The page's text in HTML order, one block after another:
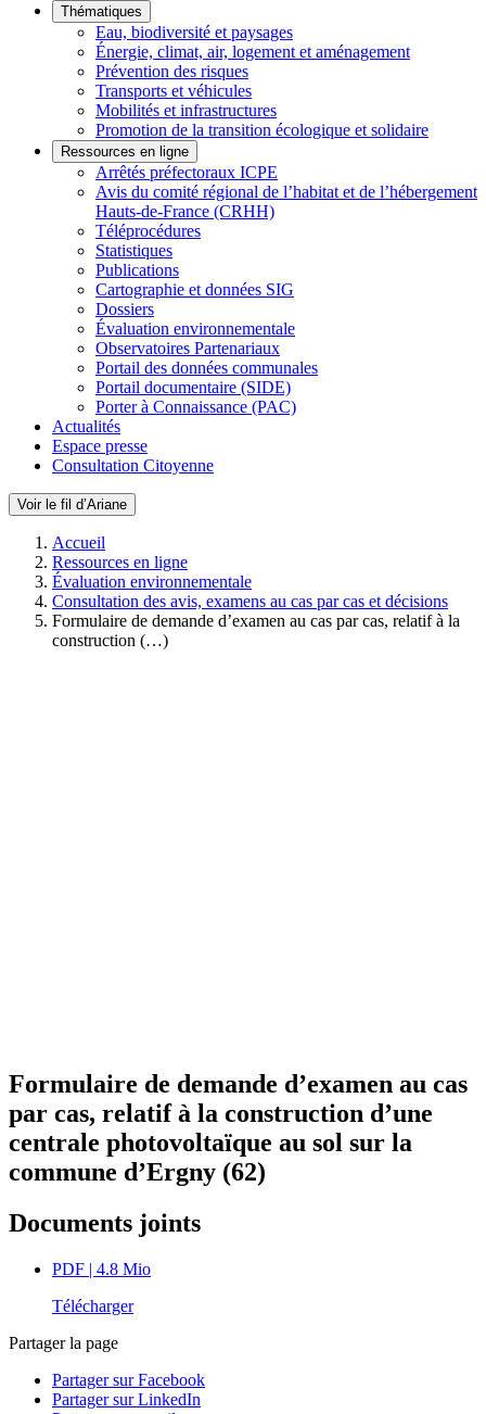
Thématiques
Eau, biodiversité et paysages
Énergie, climat, air, logement et aménagement
Prévention des risques
Transports et véhicules
Mobilités et infrastructures
Promotion de la transition écologique et solidaire
Ressources en ligne
Arrêtés préfectoraux ICPE
Avis du comité régional de l’habitat et de l’hébergement
Hauts-de-France (CRHH)
Téléprocédures
Statistiques
Publications
Cartographie et données SIG
Dossiers
Évaluation environnementale
Observatoires Partenariaux
Portail des données communales
Portail documentaire (SIDE)
Porter à Connaissance (PAC)
Actualités
Espace presse
Consultation Citoyenne
Voir le fil d’Ariane
Accueil
Ressources en ligne
Évaluation environnementale
Consultation des avis, examens au cas par cas et décisions
Formulaire de demande d’examen au cas par cas, relatif à la
construction (…)
Formulaire de demande d’examen au cas
par cas, relatif à la construction d’une
centrale photovoltaïque au sol sur la
commune d’Ergny (62)
Documents joints
PDF | 4.8 Mio
Télécharger
Partager la page
Partager sur Facebook
Partager sur LinkedIn